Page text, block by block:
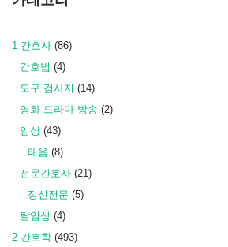
1 간호사 (86)
간호법 (4)
도구 검사지 (14)
영화 드라마 방송 (2)
임상 (43)
태움 (8)
전문간호사 (21)
정신전문 (5)
탈임상 (4)
2 간호학 (493)